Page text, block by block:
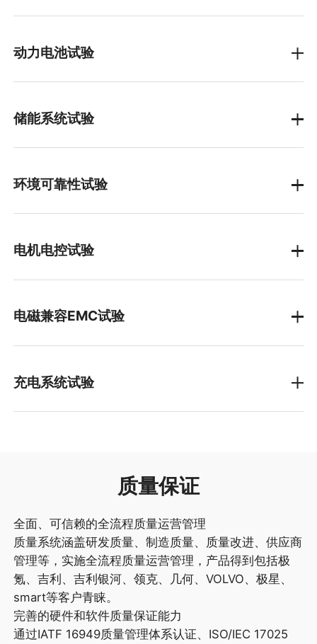
动力电池试验
电性能测试
安全性测试
功能验证
储能系统试验
热失控扩散
整体过充/过放
温升
高温高湿
盐雾
容量性能
环境可靠性试验
海水浸泡
机械冲击
温度冲击
防尘防水
三综合
高海拔
盐雾
电机电控试验
800V高压系统台架
高速单电机台架1E
三电机台架3E
四电机台架4E
电控模拟台架
电磁兼容EMC试验
电驱总成加载
电磁发射测试
电磁抗扰测试
高低压瞬态传导发射
浪涌测试
电快速脉冲群
充电系统试验
OBC-DCDC 性能台架
质量保证
全面、可信赖的全流程质量运营管理
质量系统涵盖研发质量、制造质量、质量改进、供应商
管理等，实施全流程质量运营管理，产品得到包括极
氪、吉利、吉利银河、领克、几何、VOLVO、极星、
smart等客户青睐。
完善的硬件和软件质量保证能力
通过IATF 16949质量管理体系认证、ISO/IEC 17025